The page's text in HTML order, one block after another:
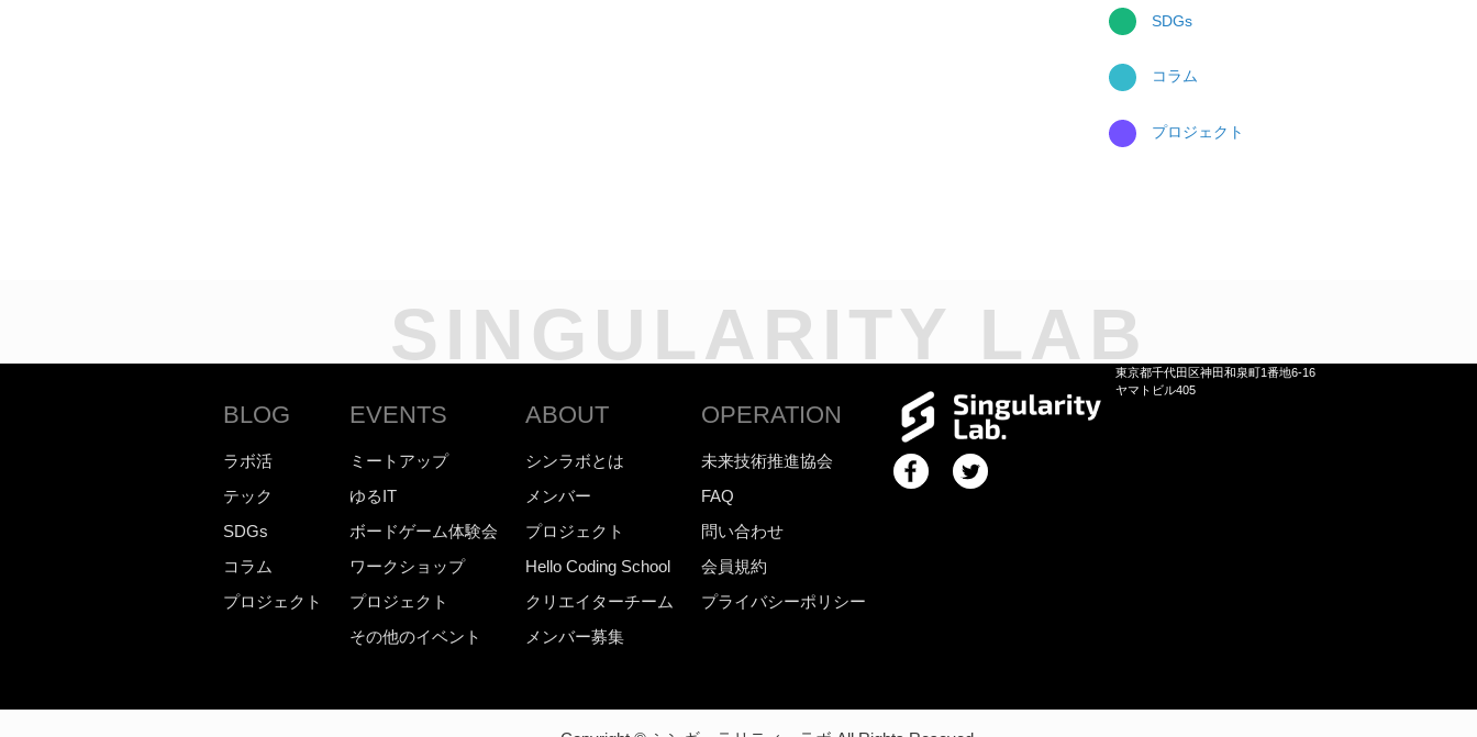
SDGs
コラム
プロジェクト
SINGULARITY LAB
BLOG
ラボ活
テック
SDGs
コラム
プロジェクト
EVENTS
ミートアップ
ゆるIT
ボードゲーム体験会
ワークショップ
プロジェクト
その他のイベント
ABOUT
シンラボとは
メンバー
プロジェクト
Hello Coding School
クリエイターチーム
メンバー募集
OPERATION
未来技術推進協会
FAQ
問い合わせ
会員規約
プライバシーポリシー
東京都千代田区神田和泉町1番地6-16
ヤマトビル405